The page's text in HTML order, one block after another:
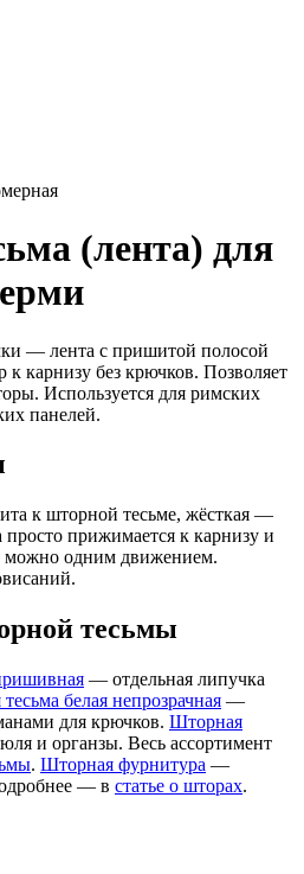
(лента) для
— лента с пришитой полосой
к карнизу без крючков. Позволяет
Используется для римских
панелей.
к шторной тесьме, жёсткая —
прижимается к карнизу и
можно одним движением.
тесьмы
— отдельная липучка
белая непрозрачная —
для крючков. Шторная
и органзы. Весь ассортимент
. Шторная фурнитура —
— в статье о шторах.